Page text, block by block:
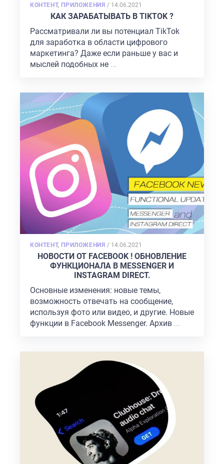
КОНТЕНТ, ПРИЛОЖЕНИЯ / POSTED
ON
14.06.2021
КАК ЗАРАБАТЫВАТЬ В TIKTOK ?
Рассматривали ли вы потенциал TikTok
для заработка в области цифрового
маркетинга? Даже если раньше у вас и
мыслей подобных не ...
КОНТЕНТ, ПРИЛОЖЕНИЯ / POSTED
ON
14.06.2021
НОВОСТИ ОТ FACEBOOK ! ОБНОВЛЕНИЕ
ФУНКЦИОНАЛА В MESSENGER И
INSTAGRAM DIRECT.
Основные изменения: новые темы,
возможность отвечать на сообщение,
используя фото или видео, и другие. Новые
функции в Facebook Messenger. Архив ...
УСЛУГИ
ПОРТФОЛИО
БРИФЫ
КАРЬЕРА
КОНТАКТЫ